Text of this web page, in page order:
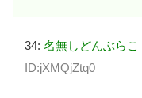
34: 名無しどんぶらこ
ID:jXMQjZtq0